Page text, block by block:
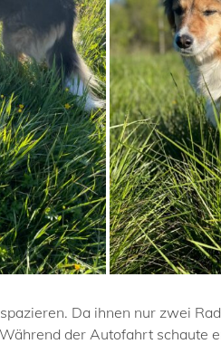
Da ihnen nur zwei
der Autofahrt schaute